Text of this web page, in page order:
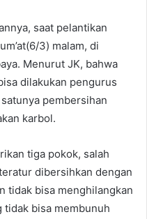
saat pelantikan
3) malam, di
Menurut JK, bahwa
dilakukan pengurus
pembersihan
karbol.
tiga pokok, salah
dibersihkan dengan
tidak bisa menghilangkan
tidak bisa membunuh